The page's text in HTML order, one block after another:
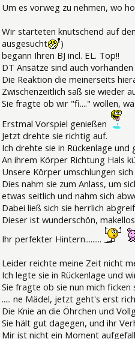
Um es vorweg zu nehmen, wo
Wir starteten knutschend auf
ausgesucht
)
begann Ihren BJ incl. EL. Top!!
DT Ansätze sind auch
Die Reaktion die meinerseits
Zwischenzeitlich saß sie wieder
Sie fragte ob wir "fi...." wollen,
Erstmal Vorspiel genießen
Jetzt drehte sie richtig auf.
Ich drehte sie in Rückenlage und
An ihrem Körper Richtung Hals
Unsere Körper umschlungen
Dies nahm sie zum Anlass, um
etwas seitlich und nahm sich
Dabei ließ sich sie herrlich
Dieser ist wunderschön,
Ihr perfekter Hintern.........
Leider reichte meine Zeit nicht
Ich legte sie in Rückenlage und
Sie fragte ob sie nun mich ficken
..... ne Mädel, jetzt geht's erst
Die Knie an die Öhrchen und
Sie hält gut dagegen, und ihr
Mir ist nicht ein Moment